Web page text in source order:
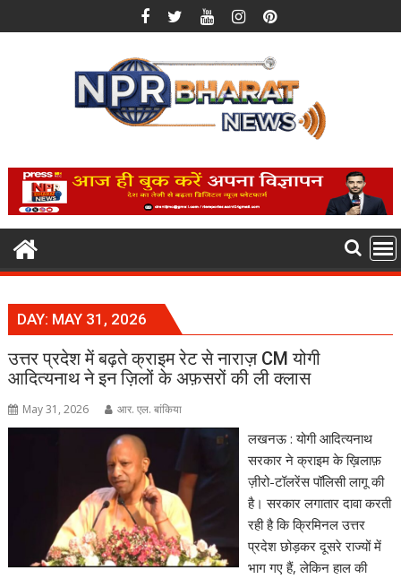
to
DAY: MAY 31, 2026
उत्तर प्रदेश में बढ़ते क्राइम रेट से नाराज़ CM योगी
आदित्यनाथ ने इन ज़िलों के अफ़सरों की ली क्लास
May 31, 2026 आर. एल. बांकिया
लखनऊ : योगी आदित्यनाथ
सरकार ने क्राइम के ख़िलाफ़
ज़ीरो-टॉलरेंस पॉलिसी लागू की
है। सरकार लगातार दावा करती
रही है कि क्रिमिनल उत्तर
प्रदेश छोड़कर दूसरे राज्यों में
भाग गए हैं, लेकिन हाल की